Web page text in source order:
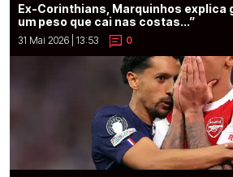
Ex-Corinthians, Marquinhos explica
um peso que cai nas costas...”
31 Mai 2026 | 13:53 0